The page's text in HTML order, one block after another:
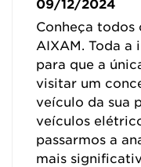
09/12/2024
Conheça todos
AIXAM. Toda a
para que a
visitar um
veículo da sua
veículos
passarmos a
mais